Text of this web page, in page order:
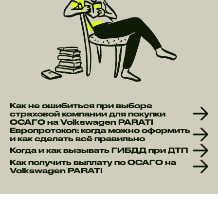
Как не ошибиться при выборе
страховой компании для покупки
ОСАГО на Volkswagen PARATI
Европротокол: когда можно оформить
и как сделать всё правильно
Когда и как вызывать ГИБДД при ДТП
Как получить выплату по ОСАГО на
Volkswagen PARATI